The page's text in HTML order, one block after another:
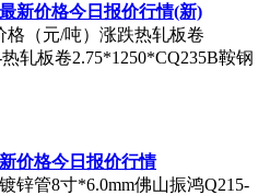
新价格今日报价行情(新)
格（元/吨）涨跌热轧板卷
轧板卷2.75*1250*CQ235B鞍钢
价格今日报价行情
锌管8寸*6.0mm佛山振鸿Q215-